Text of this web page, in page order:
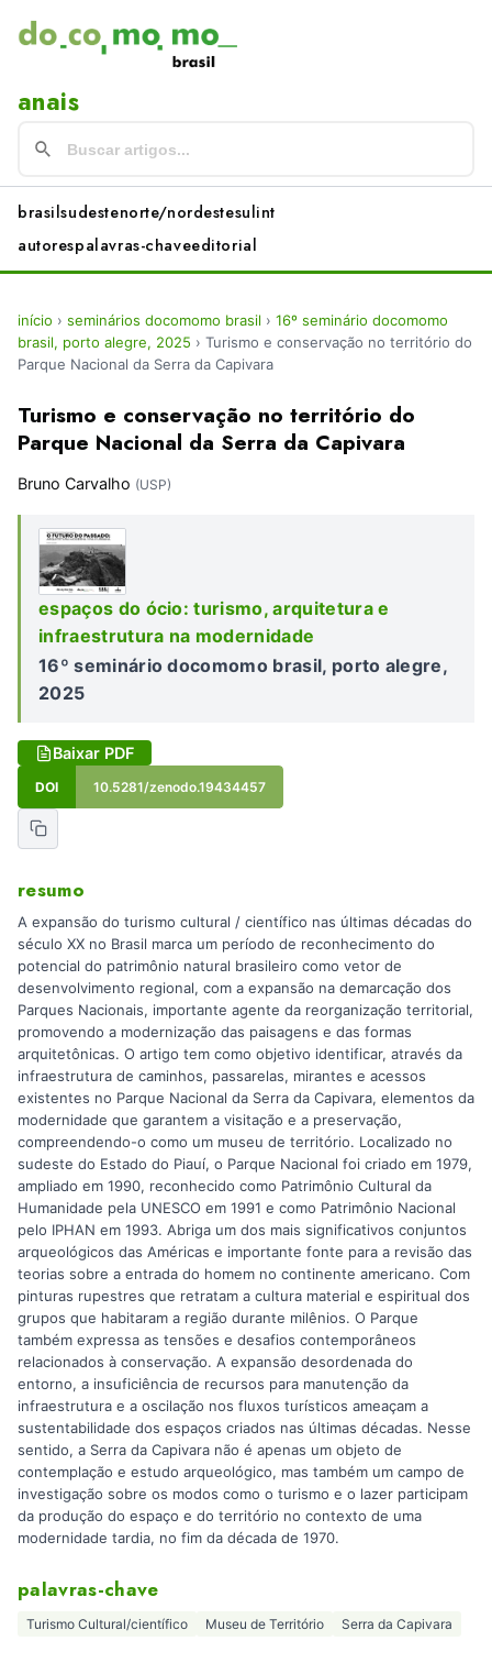
anais
brasilsudestenorte/nordestesulint
autorespalavras-chaveeditorial
início › seminários docomomo brasil › 16º seminário docomomo
brasil, porto alegre, 2025 › Turismo e conservação no território do
Parque Nacional da Serra da Capivara
Turismo e conservação no território do
Parque Nacional da Serra da Capivara
Bruno Carvalho (USP)
espaços do ócio: turismo, arquitetura e
infraestrutura na modernidade
16º seminário docomomo brasil, porto alegre,
2025
Baixar PDF
DOI 10.5281/zenodo.19434457
resumo
A expansão do turismo cultural / científico nas últimas décadas do
século XX no Brasil marca um período de reconhecimento do
potencial do patrimônio natural brasileiro como vetor de
desenvolvimento regional, com a expansão na demarcação dos
Parques Nacionais, importante agente da reorganização territorial,
promovendo a modernização das paisagens e das formas
arquitetônicas. O artigo tem como objetivo identificar, através da
infraestrutura de caminhos, passarelas, mirantes e acessos
existentes no Parque Nacional da Serra da Capivara, elementos da
modernidade que garantem a visitação e a preservação,
compreendendo-o como um museu de território. Localizado no
sudeste do Estado do Piauí, o Parque Nacional foi criado em 1979,
ampliado em 1990, reconhecido como Patrimônio Cultural da
Humanidade pela UNESCO em 1991 e como Patrimônio Nacional
pelo IPHAN em 1993. Abriga um dos mais significativos conjuntos
arqueológicos das Américas e importante fonte para a revisão das
teorias sobre a entrada do homem no continente americano. Com
pinturas rupestres que retratam a cultura material e espiritual dos
grupos que habitaram a região durante milênios. O Parque
também expressa as tensões e desafios contemporâneos
relacionados à conservação. A expansão desordenada do
entorno, a insuficiência de recursos para manutenção da
infraestrutura e a oscilação nos fluxos turísticos ameaçam a
sustentabilidade dos espaços criados nas últimas décadas. Nesse
sentido, a Serra da Capivara não é apenas um objeto de
contemplação e estudo arqueológico, mas também um campo de
investigação sobre os modos como o turismo e o lazer participam
da produção do espaço e do território no contexto de uma
modernidade tardia, no fim da década de 1970.
palavras-chave
Turismo Cultural/científico Museu de Território Serra da Capivara